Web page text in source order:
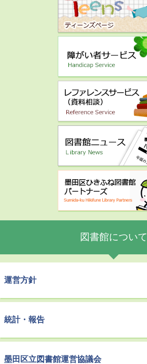
図書館について
運営方針
統計・報告
墨田区立図書館運営協議会